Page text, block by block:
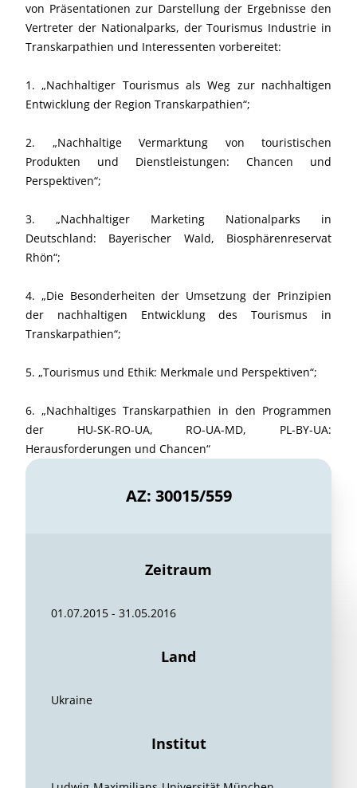
von Präsentationen zur Darstellung der Ergebnisse den
Vertreter der Nationalparks, der Tourismus Industrie in
Transkarpathien und Interessenten vorbereitet:
1. „Nachhaltiger Tourismus als Weg zur nachhaltigen
Entwicklung der Region Transkarpathien“;
2. „Nachhaltige Vermarktung von touristischen
Produkten und Dienstleistungen: Chancen und
Perspektiven“;
3. „Nachhaltiger Marketing Nationalparks in
Deutschland: Bayerischer Wald, Biosphärenreservat
Rhön“;
4. „Die Besonderheiten der Umsetzung der Prinzipien
der nachhaltigen Entwicklung des Tourismus in
Transkarpathien“;
5. „Tourismus und Ethik: Merkmale und Perspektiven“;
6. „Nachhaltiges Transkarpathien in den Programmen
der HU-SK-RO-UA, RO-UA-MD, PL-BY-UA:
Herausforderungen und Chancen“
AZ: 30015/559
Zeitraum
01.07.2015 - 31.05.2016
Land
Ukraine
Institut